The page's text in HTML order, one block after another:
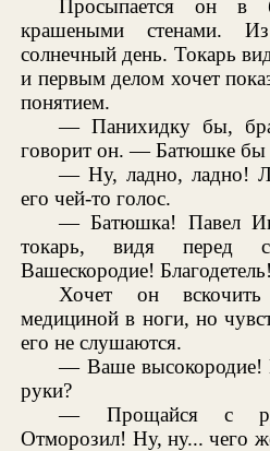
Просыпается он в
крашеными стенами.
солнечный день. Токарь
и первым делом хочет
понятием.
— Панихидку бы,
говорит он. — Батюшке бы
— Ну, ладно, ладно!
его чей-то голос.
— Батюшка! Павел
токарь, видя перед
Вашескородие! Благодетель!
Хочет он
медициной в ноги, но
его не слушаются.
— Ваше высокородие!
руки?
— Прощайся с
Отморозил! Ну, ну... чего